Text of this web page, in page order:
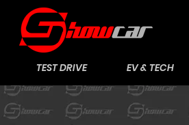
TEST DRIVE EV & TECH